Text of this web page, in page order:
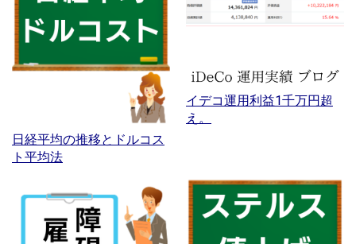
日経平均の推移とドルコス
ト平均法
イデコ運用利益1千万円超
え。